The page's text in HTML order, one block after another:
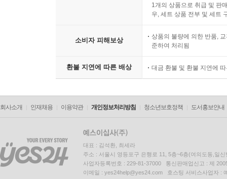
1개의 상품으로 취급 및 판
우, 세트 상품 전부 및 세트
소비자 피해보상
상품의 불량에 의한 반품,
준하여 처리됨
환불 지연에 따른 배상 대금 환불 및 환불 지연에
회사소개 인재채용 이용약관 개인정보처리방침 청소년보호정책 도서홍보안내
대표 : 김석환, 최세라
주소 : 서울시 영등포구 은행로 11, 5층~6층(여의도동,일신
사업자등록번호 : 229-81-37000 통신판매업신고 : 제
이메일 : yes24help@yes24.com 호스팅 서비스사업자 :